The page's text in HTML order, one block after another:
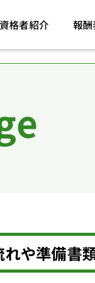
資格者紹介 報酬
や準備書